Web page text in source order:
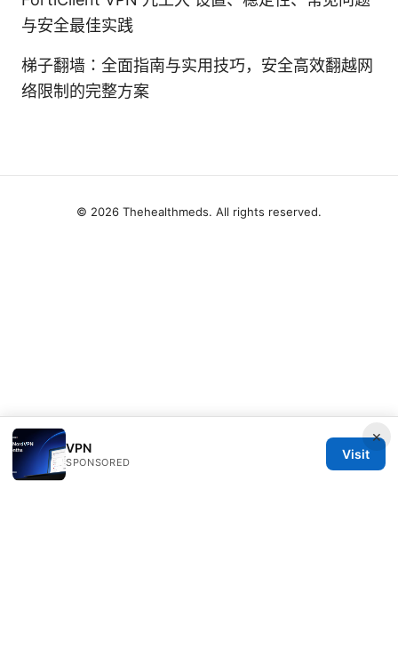
与安全最佳实践
梯子翻墙：全面指南与实用技巧，安全高效翻越网
络限制的完整方案
×
VPN
SPONSORED
Visit
© 2026 Thehealthmeds. All rights reserved.